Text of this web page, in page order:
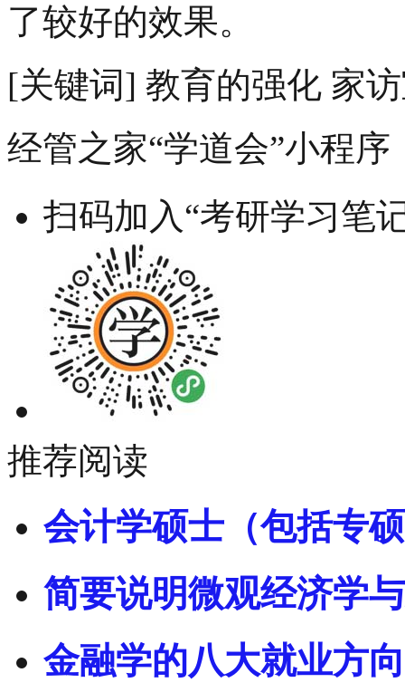
了较好的效果。
[关键词] 教育的强化 家
经管之家“学道会”小程序
扫码加入“考研学习笔
推荐阅读
会计学硕士（包括专
简要说明微观经济学
金融学的八大就业方